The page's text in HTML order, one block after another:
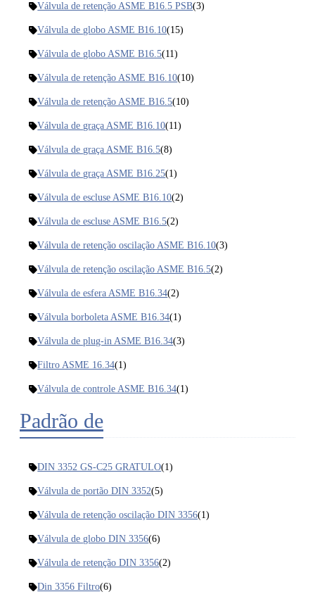
Válvula de retenção ASME B16.5 PSB(3)
Válvula de globo ASME B16.10(15)
Válvula de globo ASME B16.5(11)
Válvula de retenção ASME B16.10(10)
Válvula de retenção ASME B16.5(10)
Válvula de graça ASME B16.10(11)
Válvula de graça ASME B16.5(8)
Válvula de graça ASME B16.25(1)
Válvula de escluse ASME B16.10(2)
Válvula de escluse ASME B16.5(2)
Válvula de retenção oscilação ASME B16.10(3)
Válvula de retenção oscilação ASME B16.5(2)
Válvula de esfera ASME B16.34(2)
Válvula borboleta ASME B16.34(1)
Válvula de plug-in ASME B16.34(3)
Filtro ASME 16.34(1)
Válvula de controle ASME B16.34(1)
Padrão de
DIN 3352 GS-C25 GRATULO(1)
Válvula de portão DIN 3352(5)
Válvula de retenção oscilação DIN 3356(1)
Válvula de globo DIN 3356(6)
Válvula de retenção DIN 3356(2)
Din 3356 Filtro(6)